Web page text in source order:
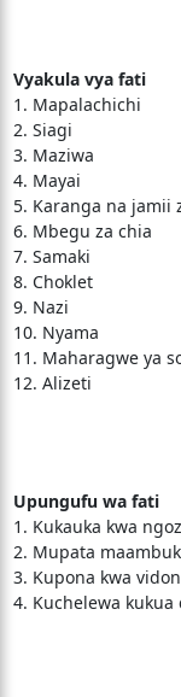
Vyakula vya fati
1. Mapalachichi
2. Siagi
3. Maziwa
4. Mayai
5. Karanga na jamii
6. Mbegu za chia
7. Samaki
8. Choklet
9. Nazi
10. Nyama
11. Maharagwe ya
12. Alizeti
Upungufu wa fati
1. Kukauka kwa
2. Mupata
3. Kupona kwa
4. Kuchelewa kukua